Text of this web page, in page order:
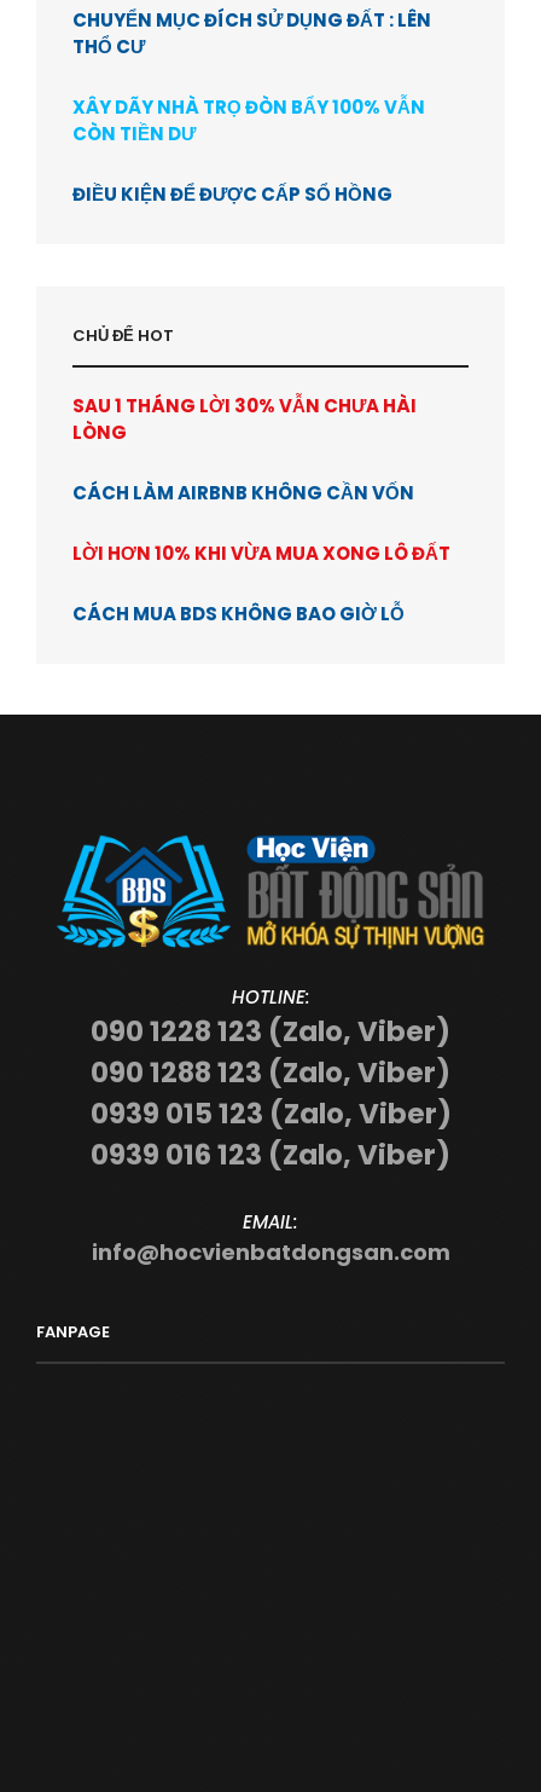
CHUYỂN MỤC ĐÍCH SỬ DỤNG ĐẤT : LÊN
THỔ CƯ
XÂY DÃY NHÀ TRỌ ĐÒN BẨY 100% VẪN
CÒN TIỀN DƯ
ĐIỀU KIỆN ĐỂ ĐƯỢC CẤP SỔ HỒNG
CHỦ ĐỂ HOT
SAU 1 THÁNG LỜI 30% VẪN CHƯA HÀI
LÒNG
CÁCH LÀM AIRBNB KHÔNG CẦN VỐN
LỜI HƠN 10% KHI VỪA MUA XONG LÔ ĐẤT
CÁCH MUA BDS KHÔNG BAO GIỜ LỖ
HOTLINE:
090 1228 123 (Zalo, Viber)
090 1288 123 (Zalo, Viber)
0939 015 123 (Zalo, Viber)
0939 016 123 (Zalo, Viber)
EMAIL:
info@hocvienbatdongsan.com
FANPAGE